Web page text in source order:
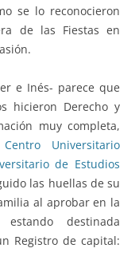
se lo reconocieron
de las Fiestas en
e Inés- parece que
hicieron Derecho y
muy completa,
Centro Universitario
de Estudios
las huellas de su
al aprobar en la
destinada
Registro de capital: